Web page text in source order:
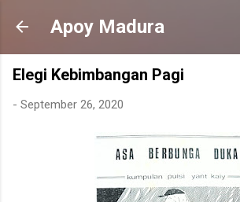
Langsung ke konten utama
Apoy Madura
Elegi Kebimbangan Pagi
- September 26, 2020